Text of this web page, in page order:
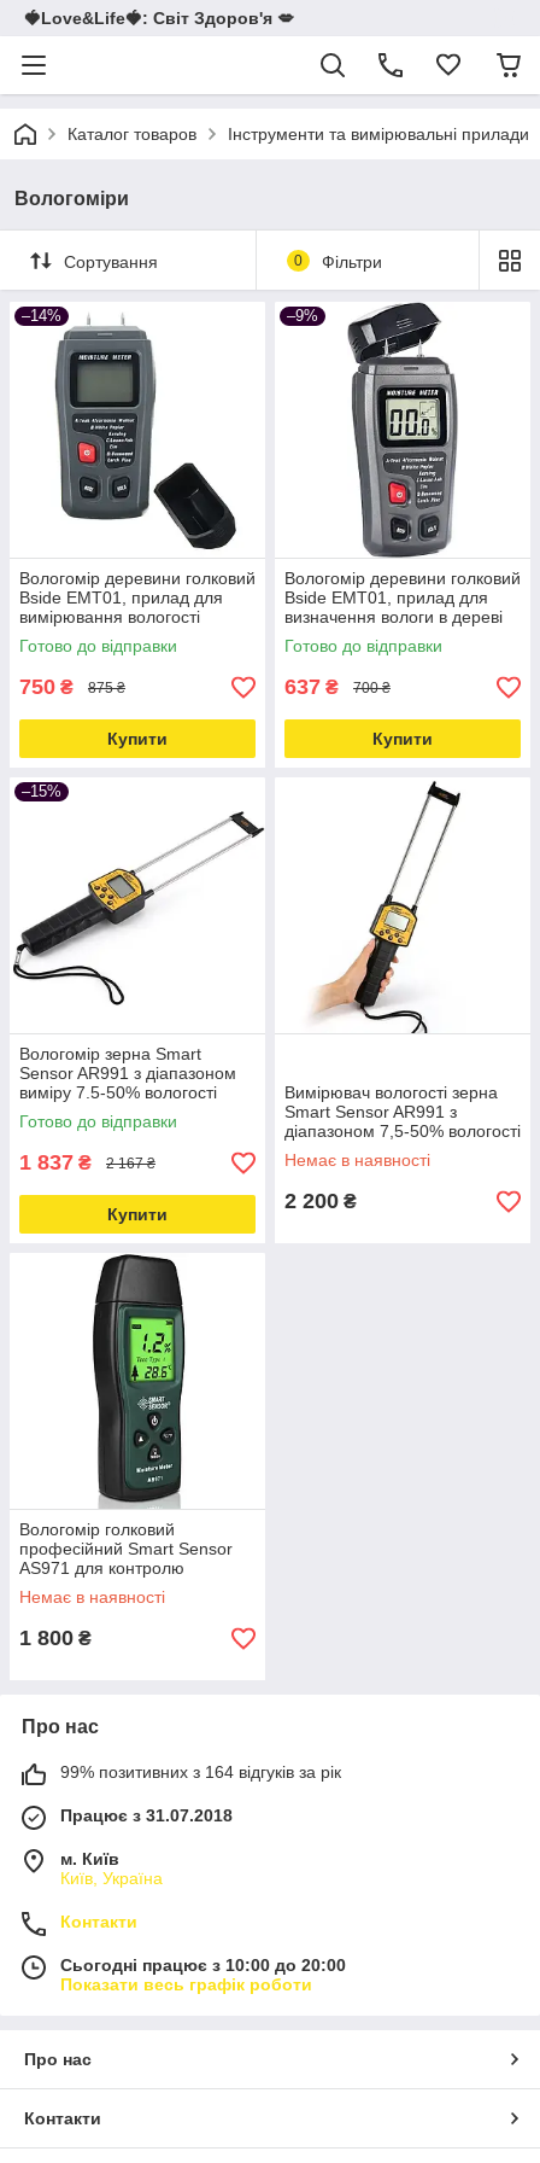
🍓Love&Life🍓: Світ Здоров'я 💋
Каталог товаров Інструменти та вимірювальні прилади
Вологоміри
Сортування 0 Фільтри
–14%
Вологомір деревини голковий
Bside EMT01, прилад для
вимірювання вологості
Love&Life -online-multimarket-
Готово до відправки
750 ₴ 875 ₴
Купити
–9%
Вологомір деревини голковий
Bside EMT01, прилад для
визначення вологи в дереві
Love&Life -online-multimarket-
Готово до відправки
637 ₴ 700 ₴
Купити
–15%
Вологомір зерна Smart
Sensor AR991 з діапазоном
виміру 7.5-50% вологості
Love&Life -online-multimarket-
Готово до відправки
1 837 ₴ 2 167 ₴
Купити
Вимірювач вологості зерна
Smart Sensor AR991 з
діапазоном 7,5-50% вологості
Love&Life -online-multimarket-
Немає в наявності
2 200 ₴
Вологомір голковий
професійний Smart Sensor
AS971 для контролю
вологості дерева, паперу
Love&Life -online-multimarket-
Немає в наявності
1 800 ₴
Про нас
99% позитивних з 164 відгуків за рік
Працює з 31.07.2018
м. Київ
Київ, Україна
Контакти
Сьогодні працює з 10:00 до 20:00
Показати весь графік роботи
Про нас
Контакти